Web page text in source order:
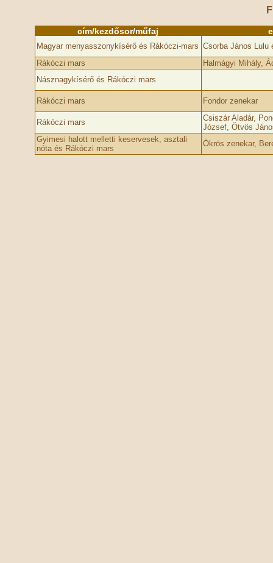
cím/kezdősor/műfaj
Magyar menyasszonykísérő és Rákóczi-mars Csorba János Lulu
Rákóczi mars
Halmágyi Mihály,
Násznagykísérő és Rákóczi mars
Rákóczi mars Fondor zenekar
Rákóczi mars
Csiszár Aladár,
József, Ötvös
Gyimesi halott melletti keservesek, asztali
nóta és Rákóczi mars
Ökrös zenekar,